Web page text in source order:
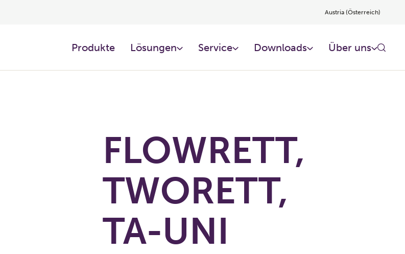
Austria (Österreich)
Produkte Lösungen Service Downloads Über uns
FLOWRETT,
TWORETT,
TA-UNI